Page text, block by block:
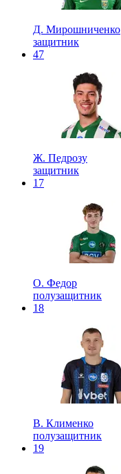
Д. Мирошниченко
защитник
47
Ж. Педрозу
защитник
17
О. Федор
полузащитник
18
В. Клименко
полузащитник
19